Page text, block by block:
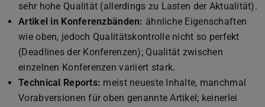
sehr hohe Qualität (allerdings zu Lasten der Aktualität).
Artikel in Konferenzbänden: ähnliche Eigenschaften
wie oben, jedoch Qualitätskontrolle nicht so perfekt
(Deadlines der Konferenzen); Qualität zwischen
einzelnen Konferenzen variiert stark.
Technical Reports: meist neueste Inhalte, manchmal
Vorabversionen für oben genannte Artikel; keinerlei